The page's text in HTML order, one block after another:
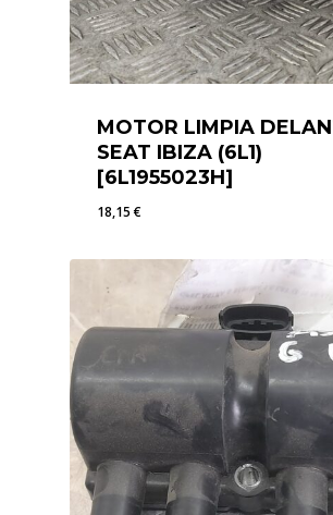
MOTOR LIMPIA
SEAT IBIZA (6L1)
[6L1955023H]
18,15€